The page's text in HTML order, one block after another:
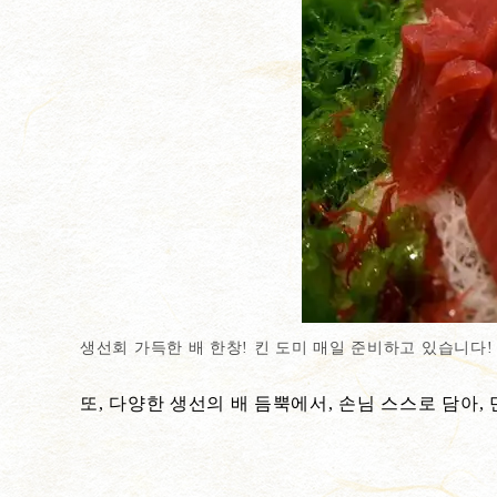
생선회 가득한 배 한창! 킨 도미 매일 준비하고 있습니다!
또, 다양한 생선의 배 듬뿍에서, 손님 스스로 담아,